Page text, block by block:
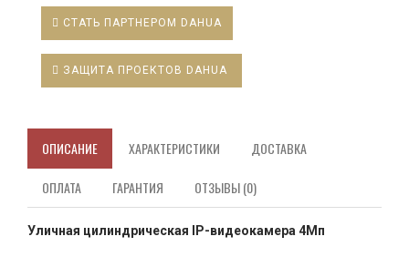
СТАТЬ ПАРТНЕРОМ DAHUA
ЗАЩИТА ПРОЕКТОВ DAHUA
ОПИСАНИЕ ХАРАКТЕРИСТИКИ ДОСТАВКА
ОПЛАТА ГАРАНТИЯ ОТЗЫВЫ (0)
Уличная цилиндрическая IP-видеокамера 4Мп